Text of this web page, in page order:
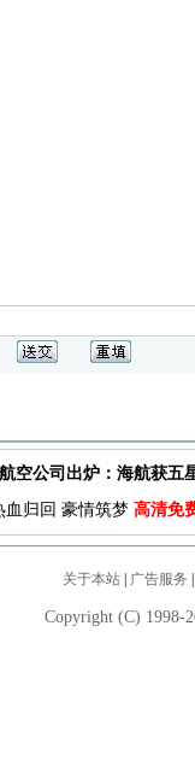
空公司出炉：海航获五
血归回 豪情筑梦 高清免
关于本站| 广告服务
Copyright (C) 1998-